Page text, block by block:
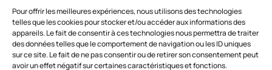
Pour offrir les meilleures expériences, nous utilisons des technologies
telles que les cookies pour stocker et/ou accéder aux informations des
appareils. Le fait de consentir à ces technologies nous permettra de traiter
des données telles que le comportement de navigation ou les ID uniques
sur ce site. Le fait de ne pas consentir ou de retirer son consentement peut
avoir un effet négatif sur certaines caractéristiques et fonctions.
Cavaillon : 04.84.85.88.94
Le Beausset : 04.94.38.22.19